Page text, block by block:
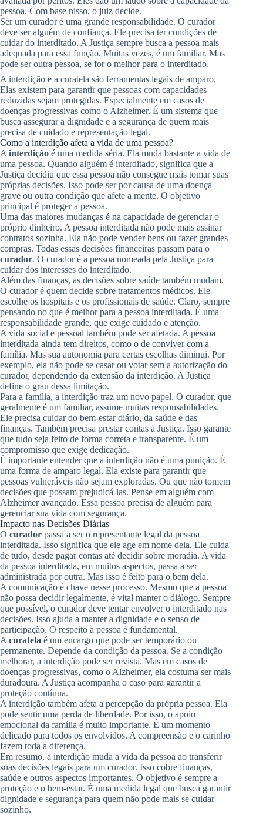
pessoa. Com base nisso, o juiz decide.
Ser um curador é uma grande responsabilidade. O curador
deve ser alguém de confiança. Ele precisa ter condições de
cuidar do interditado. A Justiça sempre busca a pessoa mais
adequada para essa função. Muitas vezes, é um familiar. Mas
pode ser outra pessoa, se for o melhor para o interditado.
A interdição e a curatela são ferramentas legais de amparo.
Elas existem para garantir que pessoas com capacidades
reduzidas sejam protegidas. Especialmente em casos de
doenças progressivas como o Alzheimer. É um sistema que
busca assegurar a dignidade e a segurança de quem mais
precisa de cuidado e representação legal.
Como a interdição afeta a vida de uma pessoa?
A interdição é uma medida séria. Ela muda bastante a vida de
uma pessoa. Quando alguém é interditado, significa que a
Justiça decidiu que essa pessoa não consegue mais tomar suas
próprias decisões. Isso pode ser por causa de uma doença
grave ou outra condição que afete a mente. O objetivo
principal é proteger a pessoa.
Uma das maiores mudanças é na capacidade de gerenciar o
próprio dinheiro. A pessoa interditada não pode mais assinar
contratos sozinha. Ela não pode vender bens ou fazer grandes
compras. Todas essas decisões financeiras passam para o
curador. O curador é a pessoa nomeada pela Justiça para
cuidar dos interesses do interditado.
Além das finanças, as decisões sobre saúde também mudam.
O curador é quem decide sobre tratamentos médicos. Ele
escolhe os hospitais e os profissionais de saúde. Claro, sempre
pensando no que é melhor para a pessoa interditada. É uma
responsabilidade grande, que exige cuidado e atenção.
A vida social e pessoal também pode ser afetada. A pessoa
interditada ainda tem direitos, como o de conviver com a
família. Mas sua autonomia para certas escolhas diminui. Por
exemplo, ela não pode se casar ou votar sem a autorização do
curador, dependendo da extensão da interdição. A Justiça
define o grau dessa limitação.
Para a família, a interdição traz um novo papel. O curador, que
geralmente é um familiar, assume muitas responsabilidades.
Ele precisa cuidar do bem-estar diário, da saúde e das
finanças. Também precisa prestar contas à Justiça. Isso garante
que tudo seja feito de forma correta e transparente. É um
compromisso que exige dedicação.
É importante entender que a interdição não é uma punição. É
uma forma de amparo legal. Ela existe para garantir que
pessoas vulneráveis não sejam exploradas. Ou que não tomem
decisões que possam prejudicá-las. Pense em alguém com
Alzheimer avançado. Essa pessoa precisa de alguém para
gerenciar sua vida com segurança.
Impacto nas Decisões Diárias
O curador passa a ser o representante legal da pessoa
interditada. Isso significa que ele age em nome dela. Ele cuida
de tudo, desde pagar contas até decidir sobre moradia. A vida
da pessoa interditada, em muitos aspectos, passa a ser
administrada por outra. Mas isso é feito para o bem dela.
A comunicação é chave nesse processo. Mesmo que a pessoa
não possa decidir legalmente, é vital manter o diálogo. Sempre
que possível, o curador deve tentar envolver o interditado nas
decisões. Isso ajuda a manter a dignidade e o senso de
participação. O respeito à pessoa é fundamental.
A curatela é um encargo que pode ser temporário ou
permanente. Depende da condição da pessoa. Se a condição
melhorar, a interdição pode ser revista. Mas em casos de
doenças progressivas, como o Alzheimer, ela costuma ser mais
duradoura. A Justiça acompanha o caso para garantir a
proteção contínua.
A interdição também afeta a percepção da própria pessoa. Ela
pode sentir uma perda de liberdade. Por isso, o apoio
emocional da família é muito importante. É um momento
delicado para todos os envolvidos. A compreensão e o carinho
fazem toda a diferença.
Em resumo, a interdição muda a vida da pessoa ao transferir
suas decisões legais para um curador. Isso cobre finanças,
saúde e outros aspectos importantes. O objetivo é sempre a
proteção e o bem-estar. É uma medida legal que busca garantir
dignidade e segurança para quem não pode mais se cuidar
sozinho.